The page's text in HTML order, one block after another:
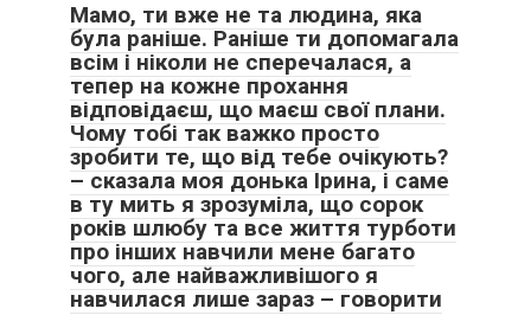
Мамо, ти вже не та людина, яка
була раніше. Раніше ти допомагала
всім і ніколи не сперечалася, а
тепер на кожне прохання
відповідаєш, що маєш свої плани.
Чому тобі так важко просто
зробити те, що від тебе очікують?
– сказала моя донька Ірина, і саме
в ту мить я зрозуміла, що сорок
років шлюбу та все життя турботи
про інших навчили мене багато
чого, але найважливішого я
навчилася лише зараз – говорити